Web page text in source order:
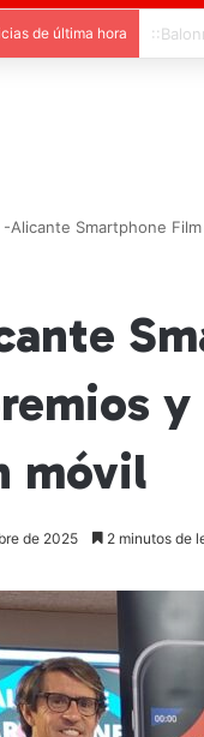
de última hora
-Alicante Smartphone
móvil
de 2025 2 minutos de